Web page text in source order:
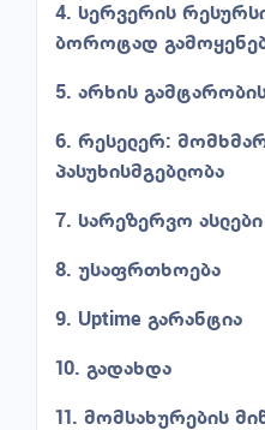
4. სერვერის
ბოროტად
5. არხის
6. რესელერ:
პასუხისმგებლობა
7. სარეზერვო ასლები
8. უსაფრთხოება
9. Uptime გარანტია
10. გადახდა
11. მომსახურების